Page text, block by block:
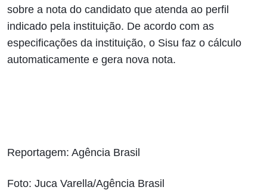
sobre a nota do candidato que atenda ao perfil
indicado pela instituição. De acordo com as
especificações da instituição, o Sisu faz o cálculo
automaticamente e gera nova nota.
Reportagem: Agência Brasil
Foto: Juca Varella/Agência Brasil